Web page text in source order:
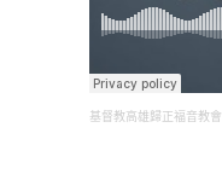
基督教高雄歸正福音教會